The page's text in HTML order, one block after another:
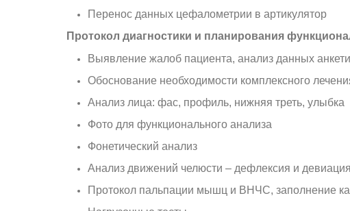
Перенос данных цефалометрии в артикулятор
Протокол диагностики и планирования
Выявление жалоб пациента, анализ данных
Обоснование необходимости комплексного
Анализ лица: фас, профиль, нижняя треть, улыбка
Фото для функционального анализа
Фонетический анализ
Анализ движений челюсти – дефлексия и девиация
Протокол пальпации мышц и ВНЧС, заполнение